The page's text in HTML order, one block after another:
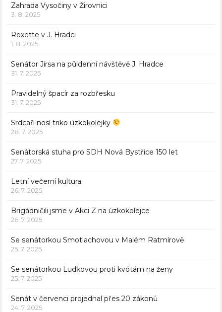
Zahrada Vysočiny v Žirovnici
3. 8. 2025
Roxette v J. Hradci
1. 8. 2025
Senátor Jirsa na půldenní návštěvě J. Hradce
31. 7. 2025
Pravidelný špacír za rozbřesku
31. 7. 2025
Srdcaři nosí triko úzkokolejky
28. 7. 2025
Senátorská stuha pro SDH Nová Bystřice 150 let
27. 7. 2025
Letní večerní kultura
26. 7. 2025
Brigádničili jsme v Akci Z na úzkokolejce
26. 7. 2025
Se senátorkou Smotlachovou v Malém Ratmírově
25. 7. 2025
Se senátorkou Ludkovou proti kvótám na ženy
25. 7. 2025
Senát v červenci projednal přes 20 zákonů
24. 7. 2025